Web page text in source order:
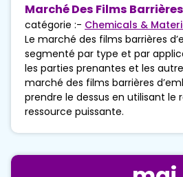
Marché Des Films
catégorie :- Chemicals &
Le marché des films barrières
segmenté par type et par
les parties prenantes et les
marché des films barrières
prendre le dessus en utilisant
ressource puissante.